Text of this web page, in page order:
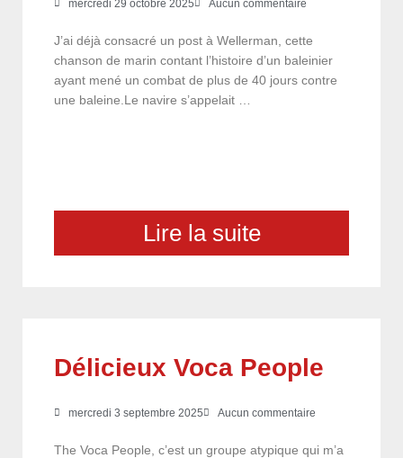
mercredi 29 octobre 2025 Aucun commentaire
J’ai déjà consacré un post à Wellerman, cette
chanson de marin contant l’histoire d’un baleinier
ayant mené un combat de plus de 40 jours contre
une baleine.Le navire s’appelait …
Lire la suite
Délicieux Voca People
mercredi 3 septembre 2025 Aucun commentaire
The Voca People, c’est un groupe atypique qui m’a